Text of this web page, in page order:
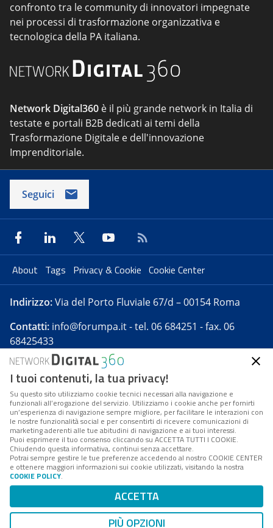
confronto tra le community di innovatori impegnate
nei processi di trasformazione organizzativa e
tecnologica della PA italiana.
Network Digital360 è il più grande network in Italia di
testate e portali B2B dedicati ai temi della
Trasformazione Digitale e dell'innovazione
Imprenditoriale.
Seguici
About Tags Privacy & Cookie Cookie Center
Indirizzo:Via del Porto Fluviale 67/d – 00154 Roma
Contatti: info@forumpa.it- tel. 06 684251 - fax. 06
68425433
Forumpa.itè una pubblicazione telematica iscritta
presso Registro della stampa del Tribunale di Roma -
Reg. n. 182 del 2 maggio 2008 - Direttore resp. Michela
Stentella
FPA s.r.l. è società soggetta a Direzione e
Coordinamento da parte di Digital360 S.p.A. - FPA s.r.l.
è un'azienda certificata per il sistema di management
Codice Fiscale/Partita IVA n. 10693191008 - R.E.A. Roma
n. 1249791. ISP AWS
Mappa del sito
I tuoi contenuti, la tua privacy!
Su questo sito utilizziamo cookie tecnici necessari alla navigazione e
funzionali all’erogazione del servizio. Utilizziamo i cookie anche per fornirti
un’esperienza di navigazione sempre migliore, per facilitare le interazioni con
le nostre funzionalità social e per consentirti di ricevere comunicazioni di
marketing aderenti alle tue abitudini di navigazione e ai tuoi interessi.
Puoi esprimere il tuo consenso cliccando su ACCETTA TUTTI I COOKIE.
Chiudendo questa informativa, continui senza accettare.
Potrai sempre gestire le tue preferenze accedendo al nostro COOKIE CENTER
e ottenere maggiori informazioni sui cookie utilizzati, visitando la nostra
COOKIE POLICY.
ACCETTA
PIÙ OPZIONI